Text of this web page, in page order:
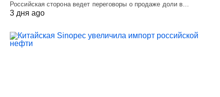
Российская сторона ведет переговоры о продаже доли в…
3 дня ago